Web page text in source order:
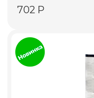
702 Р